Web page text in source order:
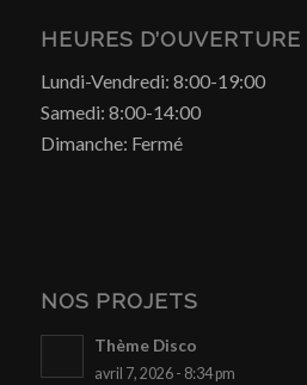
HEURES D’OUVERTURE
Lundi-Vendredi: 8:00-19:00
Samedi: 8:00-14:00
Dimanche: Fermé
NOS PROJETS
Thème Disco
avril 7, 2026 - 8:34 pm